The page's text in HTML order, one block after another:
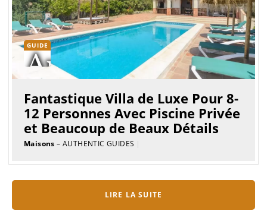
GUIDE
Fantastique Villa de Luxe Pour 8-
12 Personnes Avec Piscine Privée
et Beaucoup de Beaux Détails
Maisons – AUTHENTIC GUIDES |
LIRE LA SUITE